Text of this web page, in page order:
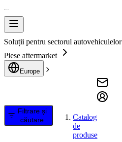
Soluții pentru sectorul autovehiculelor
Piese aftermarket
Europe
Filtrare și
căutare
Catalog
de
produse